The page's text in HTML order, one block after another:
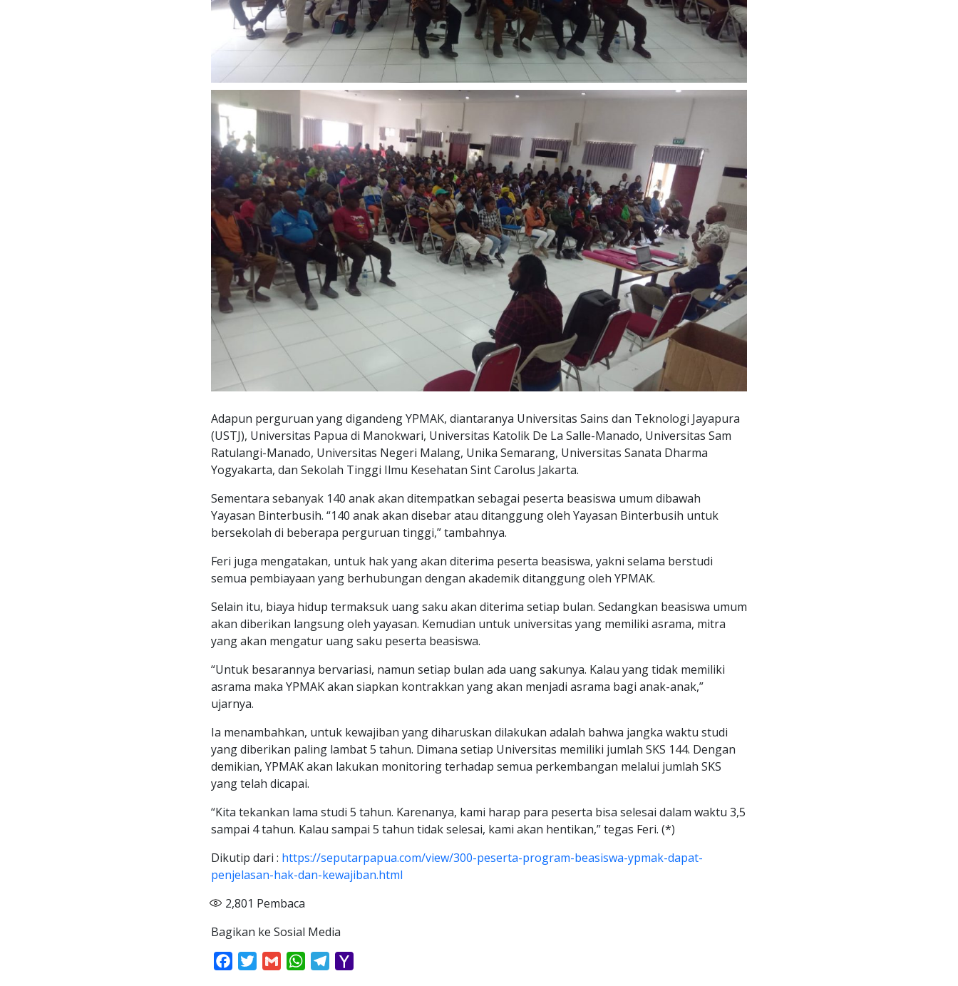
Adapun perguruan yang digandeng YPMAK, diantaranya Universitas Sains dan Teknologi Jayapura
(USTJ), Universitas Papua di Manokwari, Universitas Katolik De La Salle-Manado, Universitas Sam
Ratulangi-Manado, Universitas Negeri Malang, Unika Semarang, Universitas Sanata Dharma
Yogyakarta, dan Sekolah Tinggi Ilmu Kesehatan Sint Carolus Jakarta.
Sementara sebanyak 140 anak akan ditempatkan sebagai peserta beasiswa umum dibawah
Yayasan Binterbusih. “140 anak akan disebar atau ditanggung oleh Yayasan Binterbusih untuk
bersekolah di beberapa perguruan tinggi,” tambahnya.
Feri juga mengatakan, untuk hak yang akan diterima peserta beasiswa, yakni selama berstudi
semua pembiayaan yang berhubungan dengan akademik ditanggung oleh YPMAK.
Selain itu, biaya hidup termaksuk uang saku akan diterima setiap bulan. Sedangkan beasiswa umum
akan diberikan langsung oleh yayasan. Kemudian untuk universitas yang memiliki asrama, mitra
yang akan mengatur uang saku peserta beasiswa.
“Untuk besarannya bervariasi, namun setiap bulan ada uang sakunya. Kalau yang tidak memiliki
asrama maka YPMAK akan siapkan kontrakkan yang akan menjadi asrama bagi anak-anak,”
ujarnya.
Ia menambahkan, untuk kewajiban yang diharuskan dilakukan adalah bahwa jangka waktu studi
yang diberikan paling lambat 5 tahun. Dimana setiap Universitas memiliki jumlah SKS 144. Dengan
demikian, YPMAK akan lakukan monitoring terhadap semua perkembangan melalui jumlah SKS
yang telah dicapai.
“Kita tekankan lama studi 5 tahun. Karenanya, kami harap para peserta bisa selesai dalam waktu 3,5
sampai 4 tahun. Kalau sampai 5 tahun tidak selesai, kami akan hentikan,” tegas Feri. (*)
Dikutip dari : https://seputarpapua.com/view/300-peserta-program-beasiswa-ypmak-dapat-
penjelasan-hak-dan-kewajiban.html
2,801 Pembaca
Bagikan ke Sosial Media
FacebookTwitterGmail WhatsAppTelegram